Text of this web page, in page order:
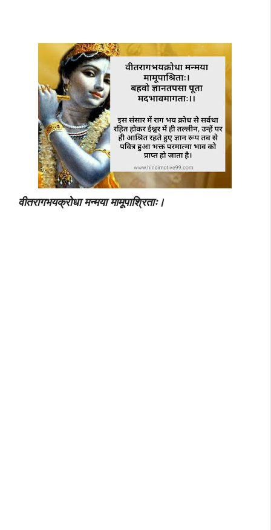
वीतरागभयक्रोधा मन्मया मामूपाश्रिताः।